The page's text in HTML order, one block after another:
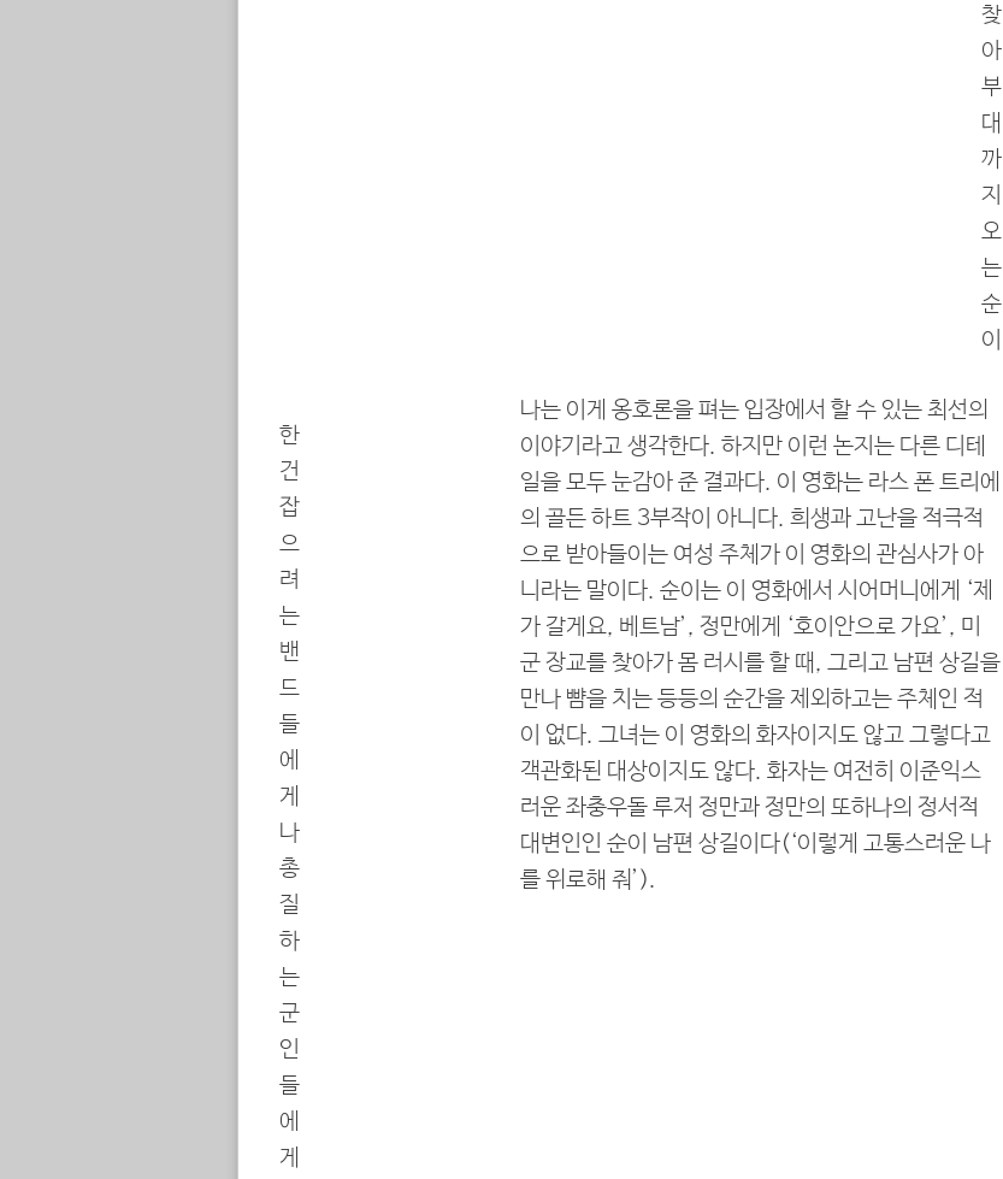
찾
아
부
대
까
지
오
는
순
이
한
건
잡
으
려
는
밴
드
들
에
게
나
총
질
하
는
군
인
들
에
게
나는 이게 옹호론을 펴는 입장에서 할 수 있는 최선의
이야기라고 생각한다. 하지만 이런 논지는 다른 디테
일을 모두 눈감아 준 결과다. 이 영화는 라스 폰 트리에
의 골든 하트 3부작이 아니다. 희생과 고난을 적극적
으로 받아들이는 여성 주체가 이 영화의 관심사가 아
니라는 말이다. 순이는 이 영화에서 시어머니에게 ‘제
가 갈게요, 베트남’, 정만에게 ‘호이안으로 가요’, 미
군 장교를 찾아가 몸 러시를 할 때, 그리고 남편 상길을
만나 뺨을 치는 등등의 순간을 제외하고는 주체인 적
이 없다. 그녀는 이 영화의 화자이지도 않고 그렇다고
객관화된 대상이지도 않다. 화자는 여전히 이준익스
러운 좌충우돌 루저 정만과 정만의 또하나의 정서적
대변인인 순이 남편 상길이다(‘이렇게 고통스러운 나
를 위로해 줘’).